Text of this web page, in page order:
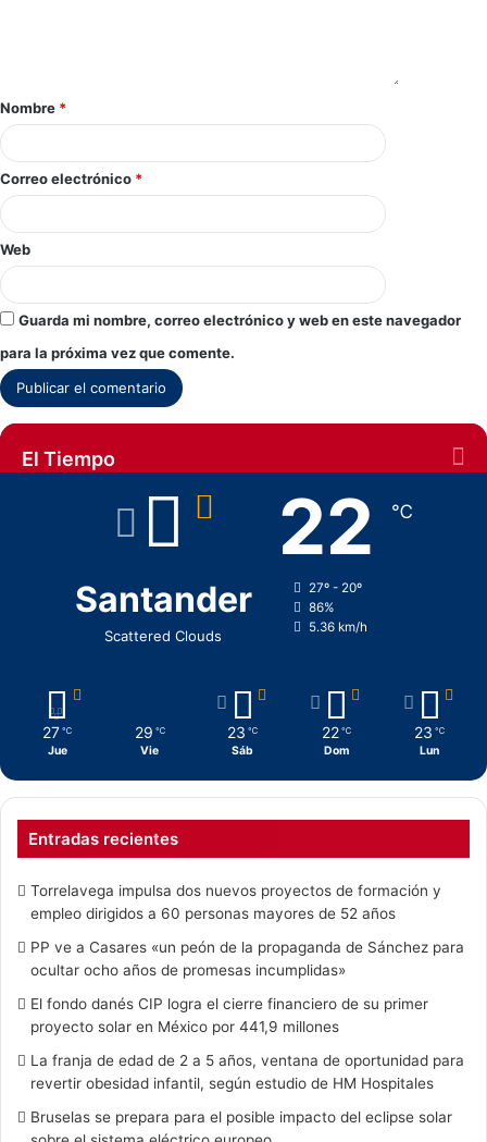
Nombre *
Correo electrónico *
Web
Guarda mi nombre, correo electrónico y web en este navegador
para la próxima vez que comente.
El Tiempo
Santander
Scattered Clouds
22 ℃
27º - 20º
86%
5.36 km/h
27 ℃
Jue
29 ℃
Vie
23 ℃
Sáb
22 ℃
Dom
23 ℃
Lun
Entradas recientes
Torrelavega impulsa dos nuevos proyectos de formación y
empleo dirigidos a 60 personas mayores de 52 años
PP ve a Casares «un peón de la propaganda de Sánchez para
ocultar ocho años de promesas incumplidas»
El fondo danés CIP logra el cierre financiero de su primer
proyecto solar en México por 441,9 millones
La franja de edad de 2 a 5 años, ventana de oportunidad para
revertir obesidad infantil, según estudio de HM Hospitales
Bruselas se prepara para el posible impacto del eclipse solar